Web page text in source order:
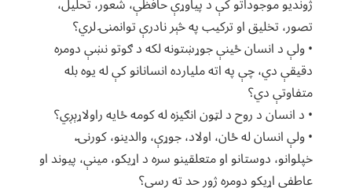
تصور، تخلیق او ترکیب په څېر نادرې توانمنۍ لري؟
• ولې د انسان ځینې جوړښتونه لکه د ګوتو نښې دومره
دقیقې دي، چې په اته ملیارده انسانانو کې له یوه بله
متفاوتې دي؟
• د انسان د روح د لټون انګیزه له کومه ځایه راولاړېږي؟
• ولې انسان له ځان، اولاد، جوړې، والدینو، کورنۍ،
خپلوانو، دوستانو او متعلقینو سره د اړیکو، مینې، پیوند او
عاطفي اړیکو دومره ژور حد ته رسي؟